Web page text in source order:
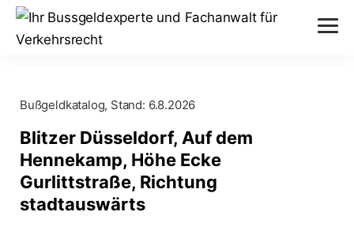
Abstand nicht eingehalten
Geschwindigkeitsüberschreitung
Anhörung im Bußgeldverfahren
Bußgeldbescheid
Paragraphen
§ 24 StVG
Messverfahren
Bußgeldkatalog, Stand: 6.8.2026
Blitzer Düsseldorf, Auf dem
Hennekamp, Höhe Ecke
Gurlittstraße, Richtung
stadtauswärts